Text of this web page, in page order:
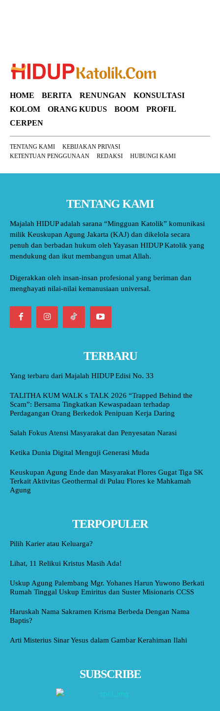
HOME BERITA RENUNGAN
KONSULTASI
KOLOM
ORANG KUDUS BOOM
PROFIL
CERPEN
TENTANG KAMI
KEBIJAKAN PRIVASI
KETENTUAN PENGGUNAAN
REDAKSI HUBUNGI KAMI
TENTANG KAMI
Majalah HIDUP adalah sarana “Mingguan Katolik” komunikasi
milik Keuskupan Agung Jakarta (KAJ) dan dikelola secara
penuh dan berbadan hukum oleh Yayasan HIDUP Katolik yang
mendukung dan ikut membangun umat Allah.
Digerakkan oleh insan-insan profesional yang beriman dan
menghayati nilai-nilai kemanusiaan universal.
TERBARU
Yang terbaru dari Majalah HIDUP Edisi No. 33
TALITHA KUM WALK s TALK 2026 “Trapped Behind the
Scam”: Bersama Tingkatkan Kewaspadaan terhadap
Perdagangan Orang Berkedok Penipuan Kerja Daring
Salah Fokus Atensi Masyarakat dan Penyesatan Narasi
Ketika Dunia Digital Menguji Generasi Muda
Keuskupan Agung Ende dan Masyarakat Flores Gugat Tiga SK
Terkait Aktivitas Geothermal di Pulau Flores ke Mahkamah
Agung
TERPOPULER
Pilih Karier atau Keluarga?
Lihat, 11 Relikui Kristus Masih Ada!
Uskup Agung Palembang Mgr. Yohanes Harun Yuwono Berkati
Rumah Tinggal Uskup Emiritus dan Suster Misionaris CCSS
Haruskah Nama Sakramen Krisma Berbeda Dengan Nama
Baptis?
Arti Misterius Sinar Yesus dalam Gambar Kerahiman Ilahi
SUBSCRIBE